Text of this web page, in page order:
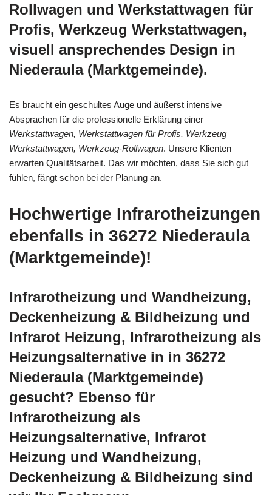
Rollwagen und Werkstattwagen für
Profis, Werkzeug Werkstattwagen,
visuell ansprechendes Design in
Niederaula (Marktgemeinde).
Es braucht ein geschultes Auge und äußerst intensive
Absprachen für die professionelle Erklärung einer
Werkstattwagen, Werkstattwagen für Profis, Werkzeug
Werkstattwagen, Werkzeug-Rollwagen. Unsere Klienten
erwarten Qualitätsarbeit. Das wir möchten, dass Sie sich gut
fühlen, fängt schon bei der Planung an.
Hochwertige Infrarotheizungen
ebenfalls in 36272 Niederaula
(Marktgemeinde)!
Infrarotheizung und Wandheizung,
Deckenheizung & Bildheizung und
Infrarot Heizung, Infrarotheizung als
Heizungsalternative in in 36272
Niederaula (Marktgemeinde)
gesucht? Ebenso für
Infrarotheizung als
Heizungsalternative, Infrarot
Heizung und Wandheizung,
Deckenheizung & Bildheizung sind